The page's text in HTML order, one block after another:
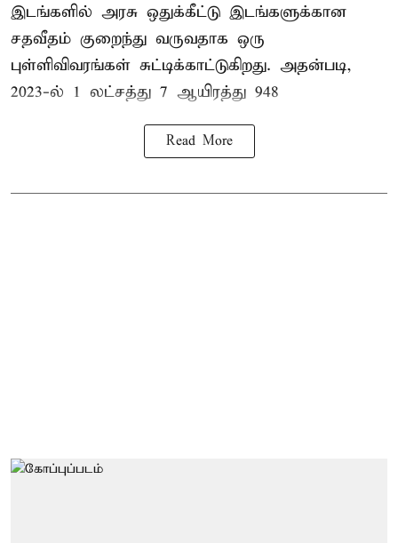
இடங்களில் அரசு ஒதுக்கீட்டு இடங்களுக்கான
சதவீதம் குறைந்து வருவதாக ஒரு
புள்ளிவிவரங்கள் சுட்டிக்காட்டுகிறது. அதன்படி,
2023-ல் 1 லட்சத்து 7 ஆயிரத்து 948
Read More